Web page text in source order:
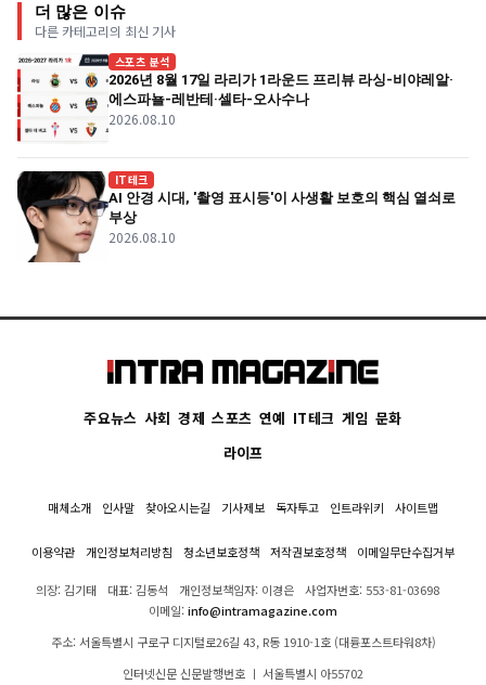
더 많은 이슈
다른 카테고리의 최신 기사
스포츠 분석
2026년 8월 17일 라리가 1라운드 프리뷰 라싱-비야레알·
에스파뇰-레반테·셀타-오사수나
2026.08.10
IT테크
AI 안경 시대, '촬영 표시등'이 사생활 보호의 핵심 열쇠로
부상
2026.08.10
주요뉴스 사회 경제 스포츠 연예 IT테크 게임 문화
라이프
매체소개 인사말 찾아오시는길 기사제보 독자투고 인트라위키 사이트맵
이용약관 개인정보처리방침 청소년보호정책 저작권보호정책 이메일무단수집거부
의장: 김기태 대표: 김동석 개인정보책임자: 이경은
사업자번호: 553-81-03698
이메일:info@intramagazine.com
주소: 서울특별시 구로구 디지털로26길 43, R동 1910-1호 (대륭포스트타워8차)
인터넷신문 신문발행번호 ㅣ 서울특별시 아55702